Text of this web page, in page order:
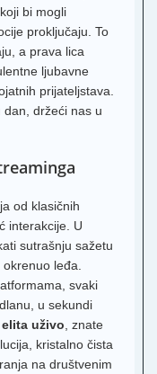
bi mogli
proključaju. To
a prava lica
ljubavne
prijateljstava.
držeći nas u
od klasičnih
interakcije. U
sutrašnju sažetu
leđa.
svaki
u sekundi
elita uživo , znate
kristalno čista
na društvenim